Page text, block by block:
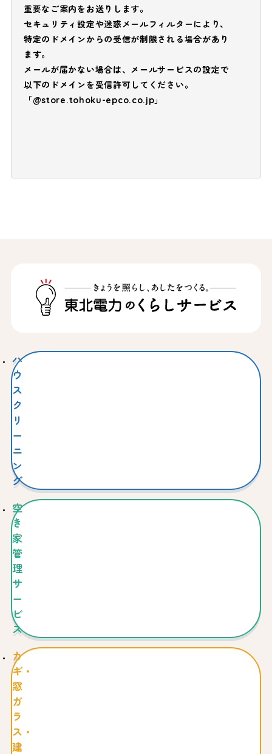
重要なご案内をお送りします。
セキュリティ設定や迷惑メールフィルターにより、
特定のドメインからの受信が制限される場合があり
ます。
メールが届かない場合は、メールサービスの設定で
以下のドメインを受信許可してください。
「@store.tohoku-epco.co.jp」
ハ
ウ
ス
ク
リ
ー
ニ
ン
グ
空
き
家
管
理
サ
ー
ビ
ス
カ
ギ・
窓
ガ
ラ
ス・
建